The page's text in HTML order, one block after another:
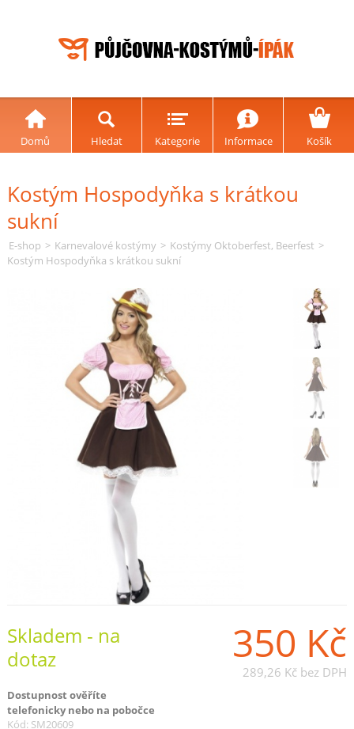
Domů Hledat Kategorie Informace Košík
Kostým Hospodyňka s krátkou
sukní
E-shop > Karnevalové kostýmy > Kostýmy Oktoberfest, Beerfest >
Kostým Hospodyňka s krátkou sukní
350 Kč
289,26 Kč bez DPH
Skladem - na
dotaz
Dostupnost ověříte
telefonicky nebo na pobočce
Kód: SM20609